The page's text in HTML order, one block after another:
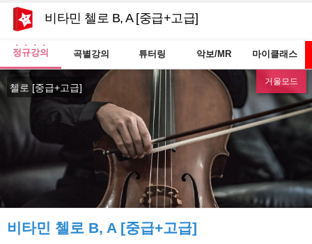
비타민 첼로 B, A [중급+고급]
정규강의 곡별강의 튜터링 악보/MR 마이클래스
거울모드
첼로 [중급+고급]
비타민 첼로 B, A [중급+고급]